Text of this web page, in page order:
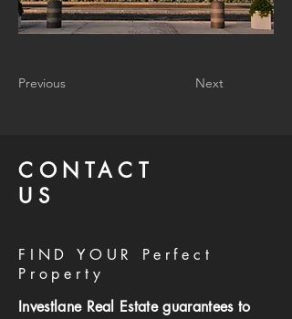
Previous Next
CONTACT
US
FIND YOUR Perfect
Property
Investlane Real Estate guarantees to